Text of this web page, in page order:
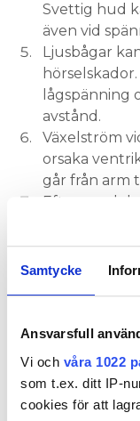
Samtycke
Ansvarsfull
Vi och våra 1022
som t.ex. ditt IP-
cookies för att
Svettig hud
även vid
Ljusbågar
lågspänning
avstånd.
Växelström
orsaka
går från arm
Efter en
uppstå långt
Vilken sjukvård
Vid
bålen,
uppsökas
djupa